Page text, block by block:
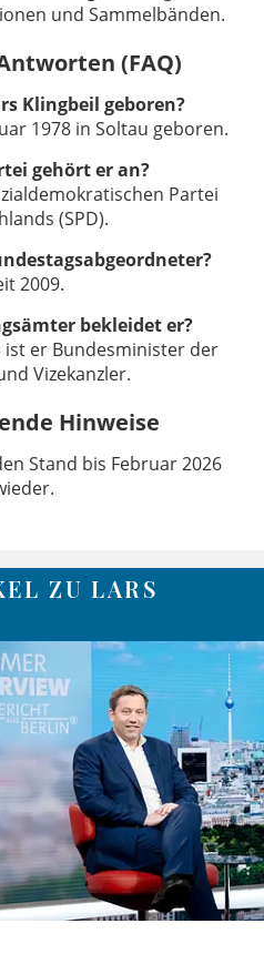
und Sammelbänden.
(FAQ)
Klingbeil geboren?
1978 in Soltau geboren.
gehört er an?
Partei
(SPD).
2009.
bekleidet er?
ist er Bundesminister der
Vizekanzler.
Hinweise
Stand bis Februar 2026
ZU LARS